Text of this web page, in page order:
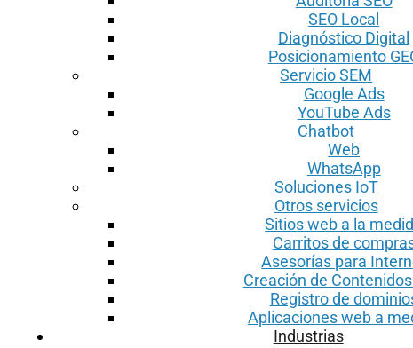
SEO Local
Diagnóstico Digital
Posicionamiento
Servicio SEM
Google Ads
YouTube Ads
Chatbot
Web
WhatsApp
Soluciones IoT
Otros servicios
Sitios web a la
Carritos de
Asesorías para
Creación de Contenidos
Registro de
Aplicaciones web a
Industrias